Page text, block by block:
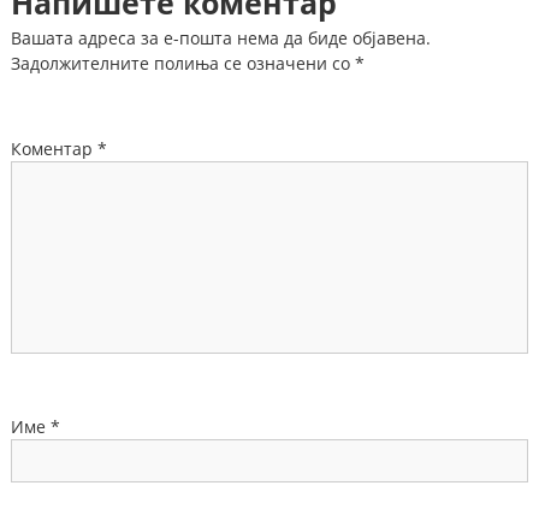
Вашата адреса за е-пошта нема да биде објавена.
Задолжителните полиња се означени со *
Коментар *
Име *